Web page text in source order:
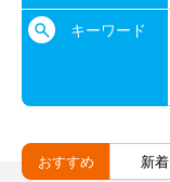
キーワード
おすすめ 新着